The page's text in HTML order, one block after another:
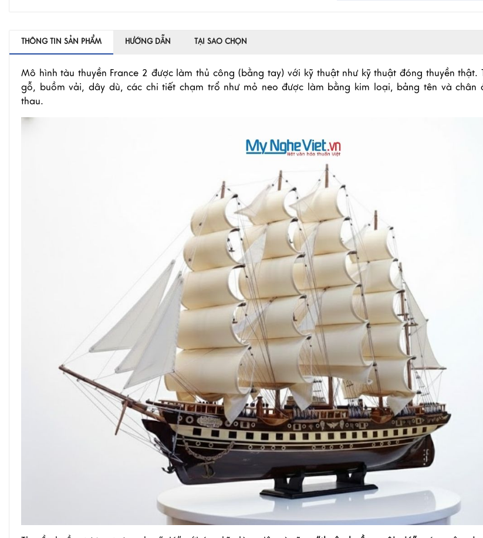
THÔNG TIN SẢN PHẨM HƯỚNG DẪN TẠI SAO CHỌN
Mô hình tàu thuyền France 2 được làm thủ công (bằng tay) với kỹ thuật như kỹ thuật đóng thuyền thật.
gỗ, buồm vải, dây dù, các chi tiết chạm trổ như mỏ neo được làm bằng kim loại, bảng tên và chân
thau.